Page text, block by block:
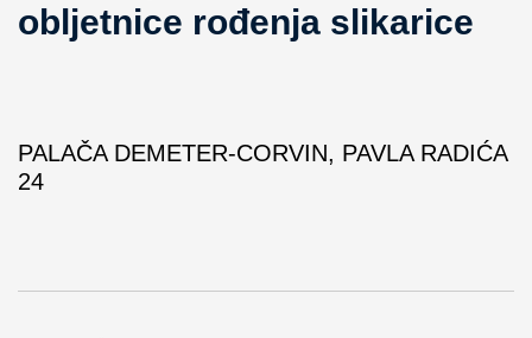
obljetnice rođenja slikarice
PALAČA DEMETER-CORVIN, PAVLA RADIĆA
24